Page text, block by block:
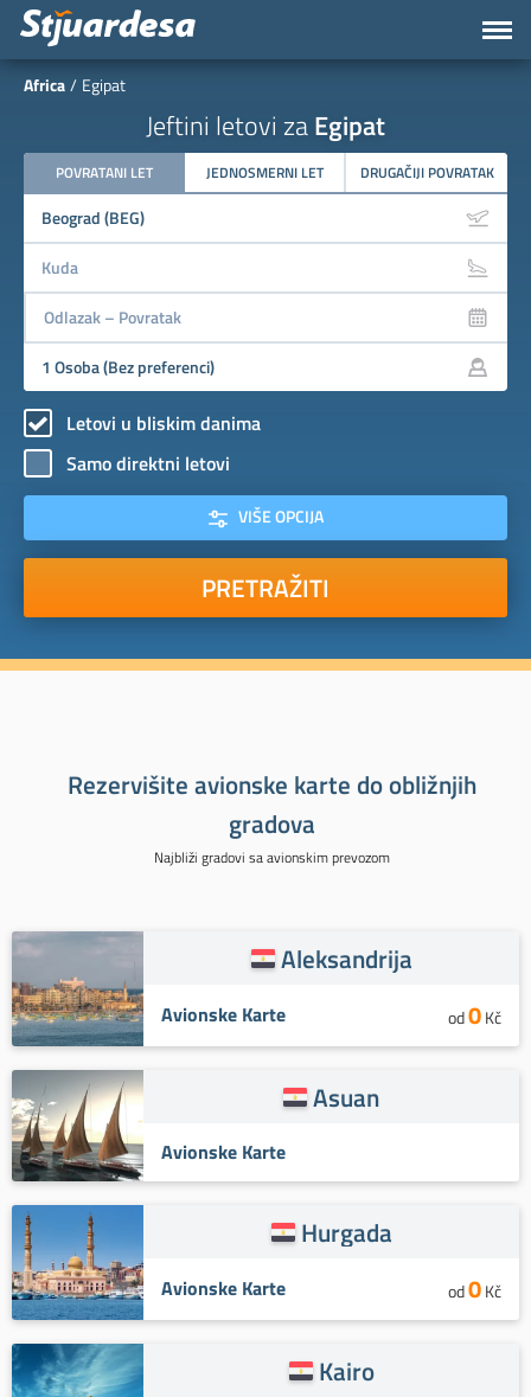
Africa Egipat
Jeftini letovi zaEgipat
POVRATANI LET JEDNOSMERNI LET DRUGAČIJI POVRATAK
Letovi u bliskim danima
Samo direktni letovi
VIŠE OPCIJA
PRETRAŽITI
Rezervišite avionske karte do obližnjih
gradova
Najbliži gradovi sa avionskim prevozom
Aleksandrija
Avionske Karte od0Kč
Asuan
Avionske Karte
Hurgada
Avionske Karte od0Kč
Kairo